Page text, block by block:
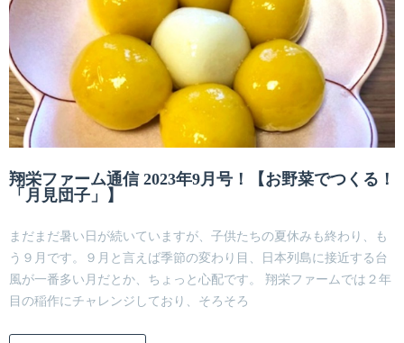
翔栄ファーム通信 2023年9月号！【お野菜でつくる！
「月見団子」】
まだまだ暑い日が続いていますが、子供たちの夏休みも終わり、も
う９月です。９月と言えば季節の変わり目、日本列島に接近する台
風が一番多い月だとか、ちょっと心配です。 翔栄ファームでは２年
目の稲作にチャレンジしており、そろそろ